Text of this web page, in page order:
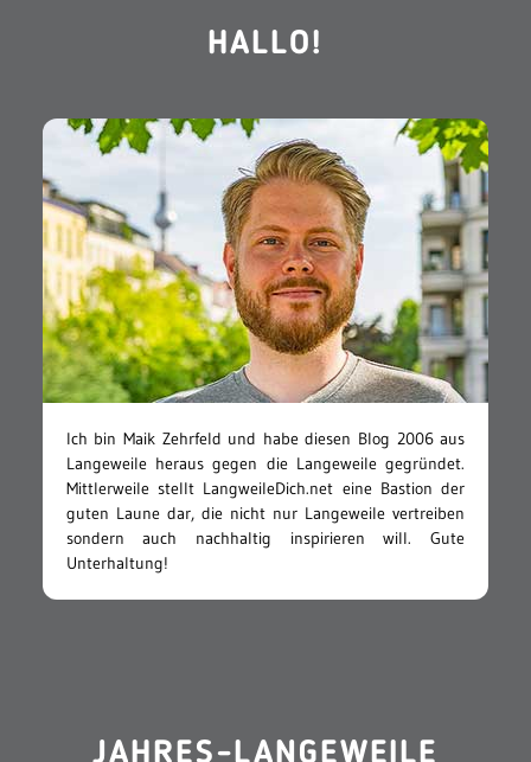
HALLO!
Ich bin Maik Zehrfeld und habe diesen Blog 2006 aus
Langeweile heraus gegen die Langeweile gegründet.
Mittlerweile stellt LangweileDich.net eine Bastion der
guten Laune dar, die nicht nur Langeweile vertreiben
sondern auch nachhaltig inspirieren will. Gute
Unterhaltung!
JAHRES-LANGEWEILE